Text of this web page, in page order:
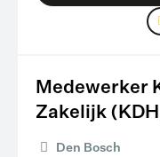
Medewerker
Zakelijk
Den Bosch